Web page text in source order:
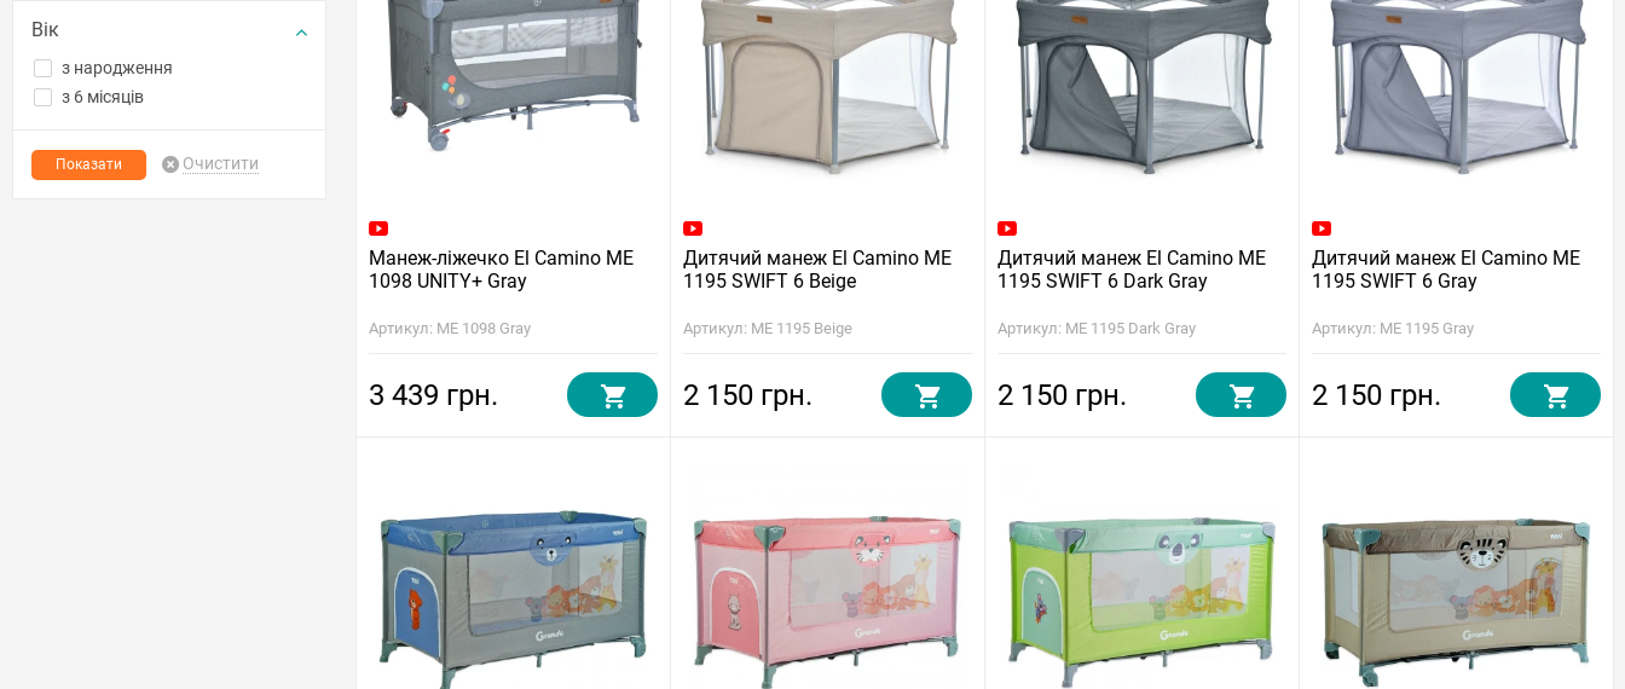
Вік
з народження
з 6 місяців
Очистити
Манеж-ліжечко El Camino ME
1098 UNITY+ Gray
Артикул: ME 1098 Gray
3 439 грн.
Дитячий манеж El Camino ME
1195 SWIFT 6 Beige
Артикул: ME 1195 Beige
2 150 грн.
Дитячий манеж El Camino ME
1195 SWIFT 6 Dark Gray
Артикул: ME 1195 Dark Gray
2 150 грн.
Дитячий манеж El Camino ME
1195 SWIFT 6 Gray
Артикул: ME 1195 Gray
2 150 грн.